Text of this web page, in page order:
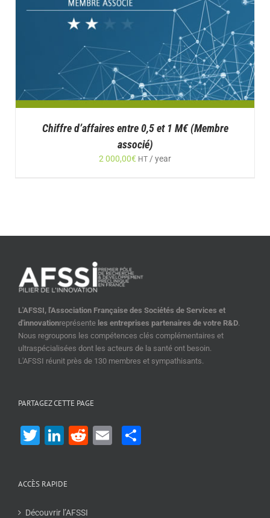
Chiffre d’affaires entre 0,5 et 1 M€ (Membre
associé)
2 000,00€ HT / year
L'AFSSI, l'Association Française des Sociétés de Services et
d'innovationreprésente les entreprises partenaires de votre R&D.
Nous regroupons les compétences clés complémentaires et
ultraspécialisées dont les acteurs de la santé ont besoin.
L'AFSSI réunit près de 130 membres et sympathisants.
PARTAGEZ CETTE PAGE
Twitter
LinkedIn
Reddit
Email
ACCÈS RAPIDE
Découvrir l’AFSSI